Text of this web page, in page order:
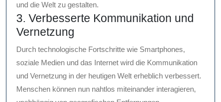
und die Welt zu gestalten.
3. Verbesserte Kommunikation und
Vernetzung
Durch technologische Fortschritte wie Smartphones,
soziale Medien und das Internet wird die Kommunikation
und Vernetzung in der heutigen Welt erheblich verbessert.
Menschen können nun nahtlos miteinander interagieren,